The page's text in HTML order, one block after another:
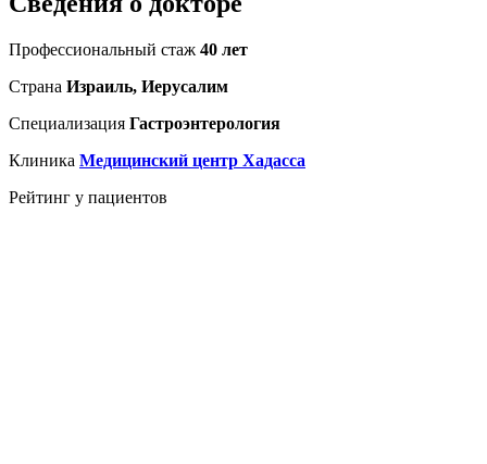
Профессиональный стаж 40 лет
Страна Израиль, Иерусалим
Специализация Гастроэнтерология
Клиника Медицинский центр Хадасса
Рейтинг у пациентов